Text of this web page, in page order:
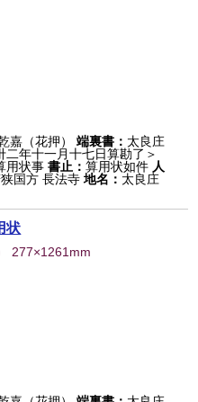
嘉（花押） 端裏書： 太良庄
年十一月十七日算勘了＞
用状事 書止：算用状如件 人
国方 長法寺 地名： 太良庄
状
277×1261mm